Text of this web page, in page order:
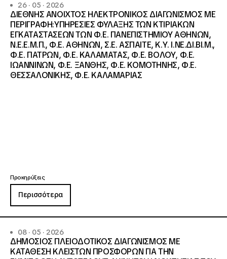
26 · 05 · 2026
ΔΙΕΘΝΗΣ ΑΝΟΙΧΤΟΣ ΗΛΕΚΤΡΟΝΙΚΟΣ ΔΙΑΓΩΝΙΣΜΟΣ ΜΕ
ΠΕΡΙΓΡΑΦΗ:ΥΠΗΡΕΣΙΕΣ ΦΥΛΑΞΗΣ ΤΩΝ ΚΤΙΡΙΑΚΩΝ
ΕΓΚΑΤΑΣΤΑΣΕΩΝ ΤΩΝ Φ.Ε. ΠΑΝΕΠΙΣΤΗΜΙΟΥ ΑΘΗΝΩΝ,
Ν.Ε.Ε.Μ.Π., Φ.Ε. ΑΘΗΝΩΝ, Σ.Ε. ΑΣΠΑΙΤΕ, Κ.Υ. Ι.ΝΕ.ΔΙ.ΒΙ.Μ.,
Φ.Ε. ΠΑΤΡΩΝ, Φ.Ε. ΚΑΛΑΜΑΤΑΣ, Φ.Ε. ΒΟΛΟΥ, Φ.Ε.
ΙΩΑΝΝΙΝΩΝ, Φ.Ε. ΞΑΝΘΗΣ, Φ.Ε. ΚΟΜΟΤΗΝΗΣ, Φ.Ε.
ΘΕΣΣΑΛΟΝΙΚΗΣ, Φ.Ε. ΚΑΛΑΜΑΡΙΑΣ
Προκηρύξεις
Περισσότερα
08 · 05 · 2026
ΔΗΜΟΣΙΟΣ ΠΛΕΙΟΔΟΤΙΚΟΣ ΔΙΑΓΩΝΙΣΜΟΣ ΜΕ
ΚΑΤΑΘΕΣΗ ΚΛΕΙΣΤΩΝ ΠΡΟΣΦΟΡΩΝ ΓΙΑ ΤΗΝ